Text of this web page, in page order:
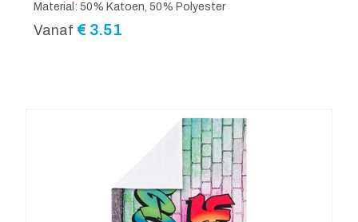
Material: 50% Katoen, 50% Polyester
Vanaf € 3.51